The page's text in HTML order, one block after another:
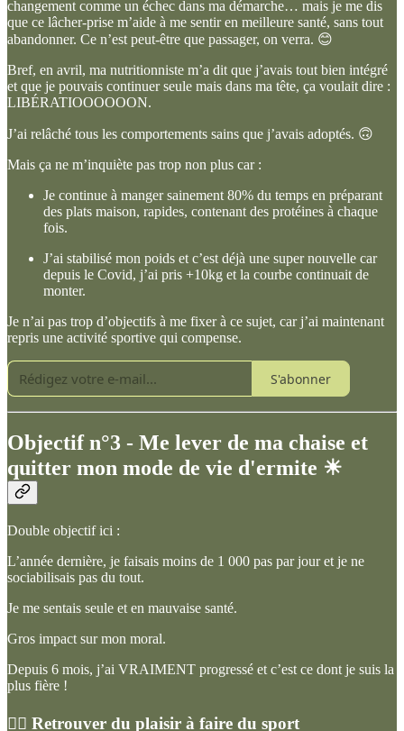
changement comme un échec dans ma démarche… mais je me dis
que ce lâcher-prise m’aide à me sentir en meilleure santé, sans tout
abandonner. Ce n’est peut-être que passager, on verra. 😊
Bref, en avril, ma nutritionniste m’a dit que j’avais tout bien intégré
et que je pouvais continuer seule mais dans ma tête, ça voulait dire :
LIBÉRATIOOOOOON.
J’ai relâché tous les comportements sains que j’avais adoptés. 🙃
Mais ça ne m’inquiète pas trop non plus car :
Je continue à manger sainement 80% du temps en préparant
des plats maison, rapides, contenant des protéines à chaque
fois.
J’ai stabilisé mon poids et c’est déjà une super nouvelle car
depuis le Covid, j’ai pris +10kg et la courbe continuait de
monter.
Je n’ai pas trop d’objectifs à me fixer à ce sujet, car j’ai maintenant
repris une activité sportive qui compense.
S'abonner
Objectif n°3 - Me lever de ma chaise et
quitter mon mode de vie d'ermite ☀
Double objectif ici :
L’année dernière, je faisais moins de 1 000 pas par jour et je ne
sociabilisais pas du tout.
Je me sentais seule et en mauvaise santé.
Gros impact sur mon moral.
Depuis 6 mois, j’ai VRAIMENT progressé et c’est ce dont je suis la
plus fière !
🏃‍♀️ Retrouver du plaisir à faire du sport